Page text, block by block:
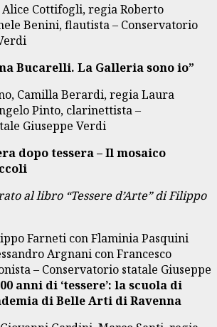
Alice Cottifogli, regia Roberto
Benini, flautista – Conservatorio
Bucarelli. La Galleria sono io”
Camilla Berardi, regia Laura
Pinto, clarinettista –
Giuseppe Verdi
dopo tessera – Il mosaico
al libro “Tessere d’Arte” di Filippo
Farneti con Flaminia Pasquini
Argnani con Francesco
– Conservatorio statale Giuseppe
anni di ‘tessere’: la scuola di
di Belle Arti di Ravenna